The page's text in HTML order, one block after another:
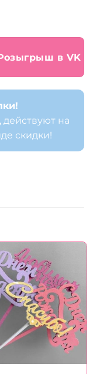
в VK
на
скидки!